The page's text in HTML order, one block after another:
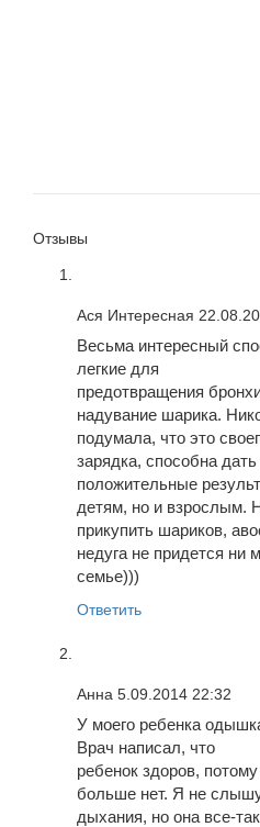
Отзывы
Ася Интересная
Весьма интересный
легкие для
предотвращения
надувание шарика.
подумала, что это
зарядка, способна дать
положительные
детям, но и взрослым.
прикупить шариков,
недуга не придется ни
семье)))
Ответить
Анна 5.09.2014 22:32
У моего ребенка
Врач написал, что
ребенок здоров,
больше нет. Я не
дыхания, но она все-